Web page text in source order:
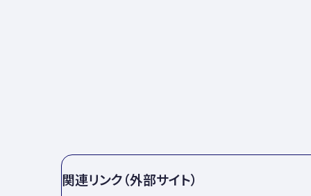
関連リンク（外部サイト）